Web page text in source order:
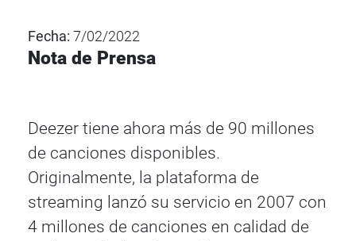
Fecha:7/02/2022
Nota de Prensa
Deezer tiene ahora más de 90 millones
de canciones disponibles.
Originalmente, la plataforma de
streaming lanzó su servicio en 2007 con
4 millones de canciones en calidad de